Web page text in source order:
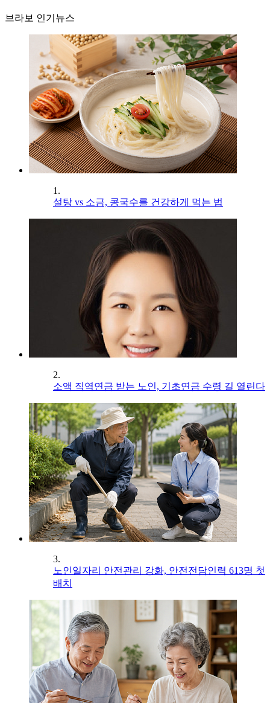
브라보 인기뉴스
1.
설탕 vs 소금, 콩국수를 건강하게 먹는 법
2.
소액 직역연금 받는 노인, 기초연금 수령 길 열린다
3.
노인일자리 안전관리 강화, 안전전담인력 613명 첫
배치